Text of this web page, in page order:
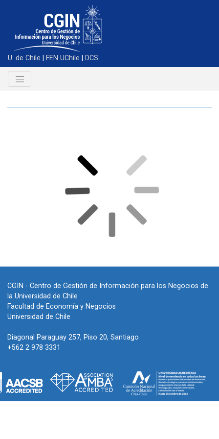
U. de Chile FEN UChile DCS
CGIN - Centro de Gestión de Información para los Negocios de
la Universidad de Chile
Facultad de Economía y Negocios
Universidad de Chile
Diagonal Paraguay 257, Piso 20, Santiago
+562 2 978 3331